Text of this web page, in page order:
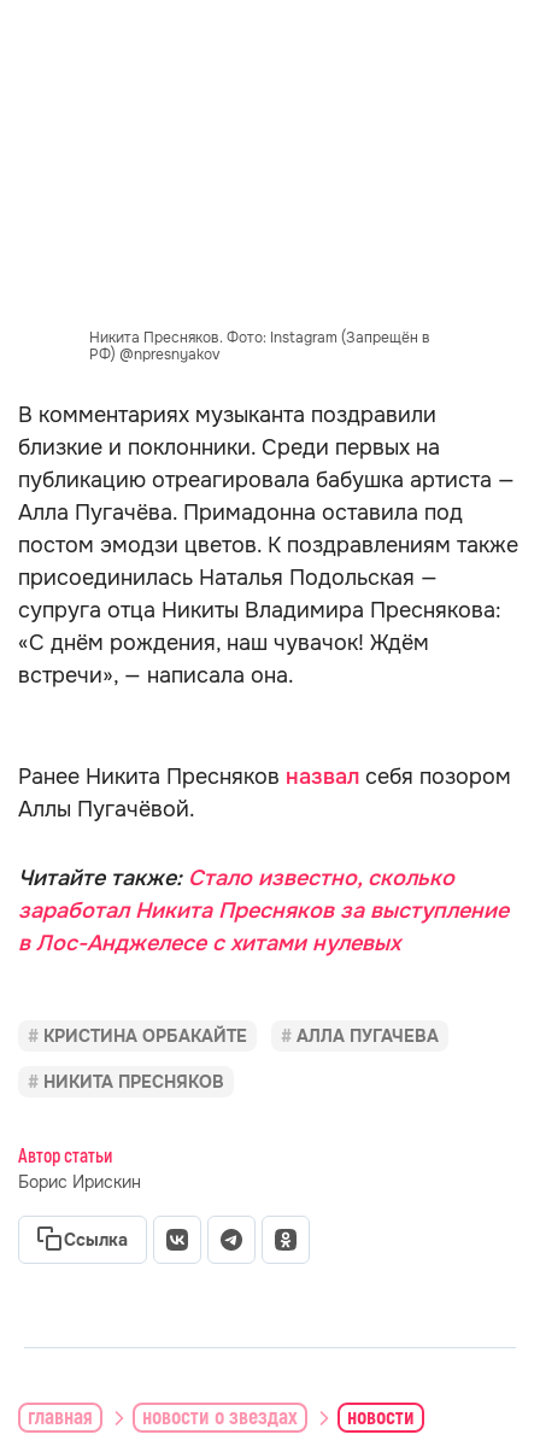
Никита Пресняков. Фото: Instagram (Запрещён в
РФ) @npresnyakov
В комментариях музыканта поздравили
близкие и поклонники. Среди первых на
публикацию отреагировала бабушка артиста —
Алла Пугачёва. Примадонна оставила под
постом эмодзи цветов. К поздравлениям также
присоединилась Наталья Подольская —
супруга отца Никиты Владимира Преснякова:
«С днём рождения, наш чувачок! Ждём
встречи», — написала она.
Ранее Никита Пресняков назвал себя позором
Аллы Пугачёвой.
Читайте также: Стало известно, сколько
заработал Никита Пресняков за выступление
в Лос-Анджелесе с хитами нулевых
КРИСТИНА ОРБАКАЙТЕ АЛЛА ПУГАЧЕВА
НИКИТА ПРЕСНЯКОВ
Автор статьи
Борис Ирискин
Ссылка
главная новости о звездах новости